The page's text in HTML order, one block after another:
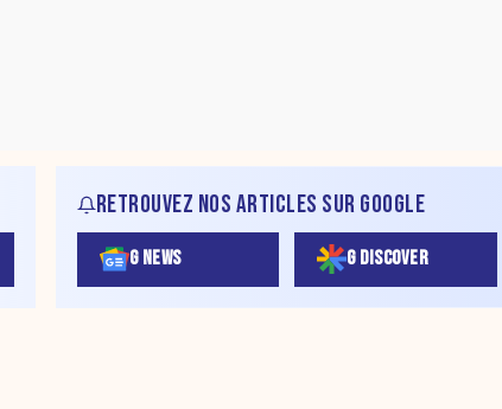
RETROUVEZ NOS ARTICLES SUR GOOGLE
G NEWS G DISCOVER